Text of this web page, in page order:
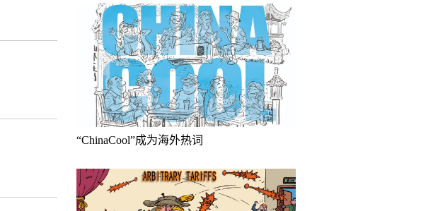
“ChinaCool”成为海外热词